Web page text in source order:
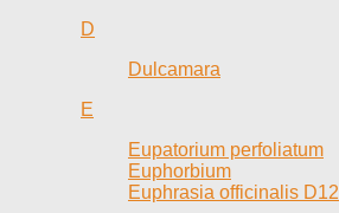
D
Dulcamara
E
Eupatorium perfoliatum
Euphorbium
Euphrasia officinalis D12